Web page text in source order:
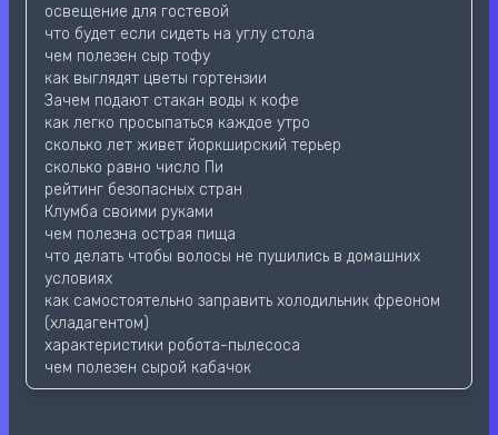
освещение для гостевой
что будет если сидеть на углу стола
чем полезен сыр тофу
как выглядят цветы гортензии
Зачем подают стакан воды к кофе
как легко просыпаться каждое утро
сколько лет живет йоркширский терьер
сколько равно число Пи
рейтинг безопасных стран
Клумба своими руками
чем полезна острая пища
что делать чтобы волосы не пушились в домашних
условиях
как самостоятельно заправить холодильник фреоном
(хладагентом)
характеристики робота-пылесоса
чем полезен сырой кабачок